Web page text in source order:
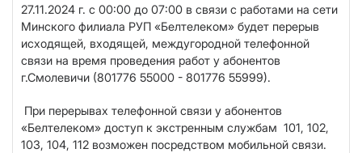
27.11.2024 г. с 00:00 до 07:00 в связи с работами на сети
Минского филиала РУП «Белтелеком» будет перерыв
исходящей, входящей, междугородной телефонной
связи на время проведения работ у абонентов
г.Смолевичи (801776 55000 - 801776 55999).
При перерывах телефонной связи у абонентов
«Белтелеком» доступ к экстренным службам 101, 102,
103, 104, 112 возможен посредством мобильной связи.